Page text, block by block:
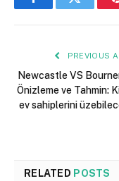
FacebookTwitter
PREVIOUS
Newcastle VS
Önizleme ve Tahmin:
ev sahiplerini
RELATED POSTS